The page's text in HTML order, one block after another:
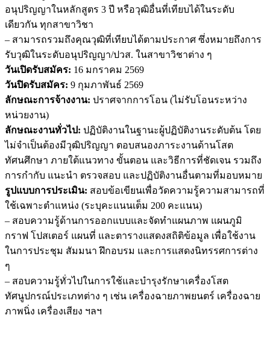
อนุปริญญาในหลักสูตร 3 ปี หรือวุฒิอื่นที่เทียบได้ในระดับ
เดียวกัน ทุกสาขาวิชา
– สามารถรวมถึงคุณวุฒิที่เทียบได้ตามประกาศ ซึ่งหมายถึงการ
รับวุฒิในระดับอนุปริญญา/ปวส. ในสาขาวิชาต่าง ๆ
วันเปิดรับสมัคร: 16 มกราคม 2569
วันปิดรับสมัคร: 9 กุมภาพันธ์ 2569
ลักษณะการจ้างงาน: ปราศจากการโอน (ไม่รับโอนระหว่าง
หน่วยงาน)
ลักษณะงานทั่วไป: ปฏิบัติงานในฐานะผู้ปฏิบัติงานระดับต้น โดย
ไม่จำเป็นต้องมีวุฒิปริญญา ตอบสนองภาระงานด้านโสต
ทัศนศึกษา ภายใต้แนวทาง ขั้นตอน และวิธีการที่ชัดเจน รวมถึง
การกำกับ แนะนำ ตรวจสอบ และปฏิบัติงานอื่นตามที่มอบหมาย
รูปแบบการประเมิน: สอบข้อเขียนเพื่อวัดความรู้ความสามารถที่
ใช้เฉพาะตำแหน่ง (ระบุคะแนนเต็ม 200 คะแนน)
– สอบความรู้ด้านการออกแบบและจัดทำแผนภาพ แผนภูมิ
กราฟ โปสเตอร์ แผนที่ และตารางแสดงสถิติข้อมูล เพื่อใช้งาน
ในการประชุม สัมมนา ฝึกอบรม และการแสดงนิทรรศการต่าง
ๆ
– สอบความรู้ทั่วไปในการใช้และบำรุงรักษาเครื่องโสต
ทัศนูปกรณ์ประเภทต่าง ๆ เช่น เครื่องฉายภาพยนตร์ เครื่องฉาย
ภาพนิ่ง เครื่องเสียง ฯลฯ